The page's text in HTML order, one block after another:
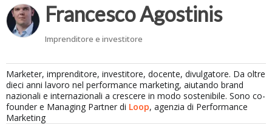
Francesco Agostinis
Imprenditore e investitore
Marketer, imprenditore, investitore, docente, divulgatore. Da oltre
dieci anni lavoro nel performance marketing, aiutando brand
nazionali e internazionali a crescere in modo sostenibile. Sono co-
founder e Managing Partner di Loop, agenzia di Performance
Marketing